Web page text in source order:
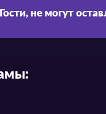
Гости, не могут